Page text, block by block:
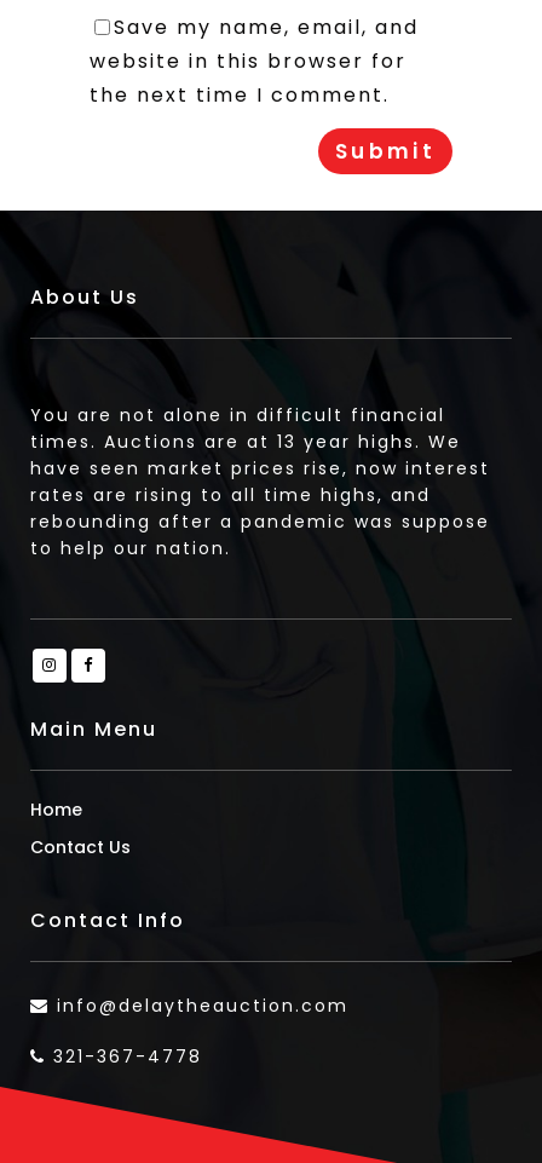
Save my name, email, and
website in this browser for
the next time I comment.
About Us
You are not alone in difficult financial
times. Auctions are at 13 year highs. We
have seen market prices rise, now interest
rates are rising to all time highs, and
rebounding after a pandemic was suppose
to help our nation.
Main Menu
Home
Contact Us
Contact Info
info@delaytheauction.com
321-367-4778